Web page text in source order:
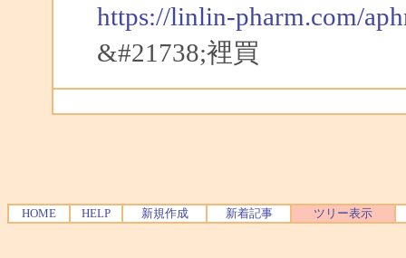
https://linlin-pharm.com/
&#21738;裡買
HOME HELP 新規作成 新着記事 ツリー表示